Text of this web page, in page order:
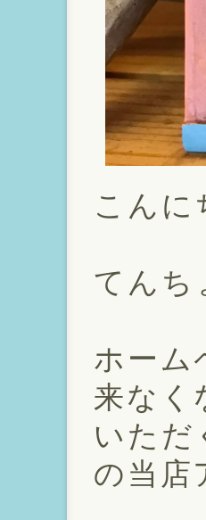
こんに
てんち
ホーム
来なく
いた
の当店